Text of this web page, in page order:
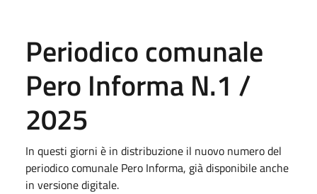
Periodico comunale
Pero Informa N.1 /
2025
In questi giorni è in distribuzione il nuovo numero del
periodico comunale Pero Informa, già disponibile anche
in versione digitale.